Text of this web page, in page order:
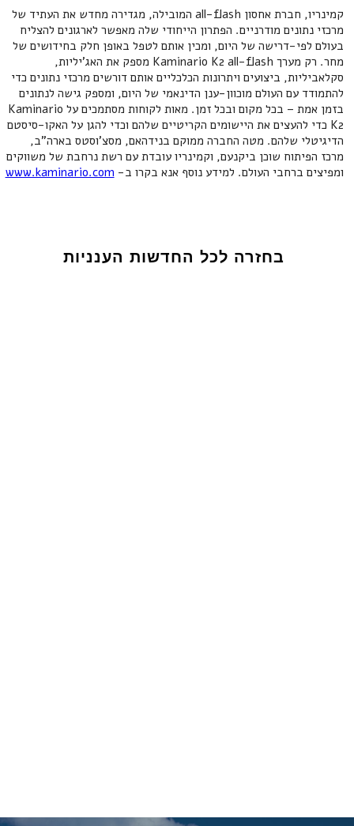
קמינריו, חברת אחסון all-flash המובילה, מגדירה מחדש את העתיד של
מרכזי נתונים מודרניים. הפתרון הייחודי שלה מאפשר לארגונים להצליח
בעולם לפי-דרישה של היום, ומכין אותם לטפל באופן חלק בחידושים של
מחר. רק מערך Kaminario K2 all-flash מספק את האג'יליות,
סקלאביליות, ביצועים ויתרונות הכלכליים אותם דורשים מרכזי נתונים כדי
להתמודד עם העולם מוכוון-ענן הדינאמי של היום, ומספק גישה לנתונים
בזמן אמת – בכל מקום ובכל זמן. מאות לקוחות מסתמכים על Kaminario
K2 כדי להעצים את היישומים הקריטיים שלהם וכדי להגן על האקו-סיסטם
הדיגיטלי שלהם. מטה החברה ממוקם בנידהאם, מסצ'וסטס בארה"ב,
מרכז הפיתוח שוכן ביקנעם, וקמינריו עובדת עם רשת נרחבת של משווקים
ומפיצים ברחבי העולם. למידע נוסף אנא בקרו ב- www.kaminario.com
בחזרה לכל החדשות הענניות